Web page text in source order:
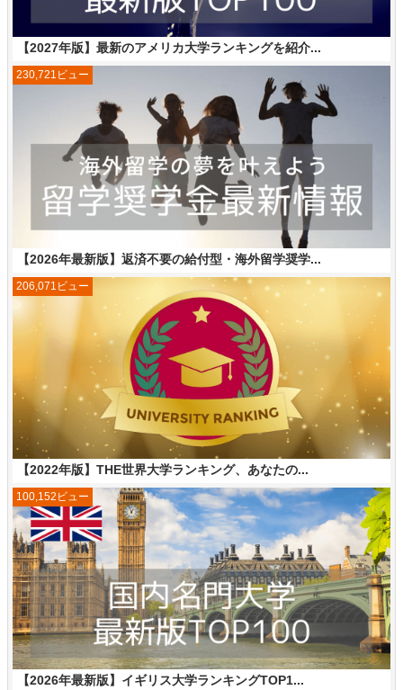
【2027年版】最新のアメリカ大学ランキングを紹介...
【2026年最新版】返済不要の給付型・海外留学奨学...
230,721ビュー
【2022年版】THE世界大学ランキング、あなたの...
206,071ビュー
【2026年最新版】イギリス大学ランキングTOP1...
100,152ビュー